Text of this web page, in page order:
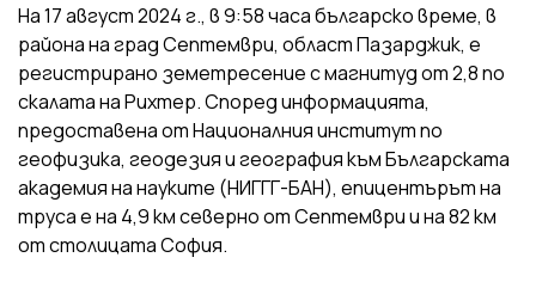
На 17 август 2024 г., в 9:58 часа българско време, в
района на град Септември, област Пазарджик, е
регистрирано земетресение с магнитуд от 2,8 по
скалата на Рихтер. Според информацията,
предоставена от Националния институт по
геофизика, геодезия и география към Българската
академия на науките (НИГГГ-БАН), епицентърът на
труса е на 4,9 км северно от Септември и на 82 км
от столицата София.